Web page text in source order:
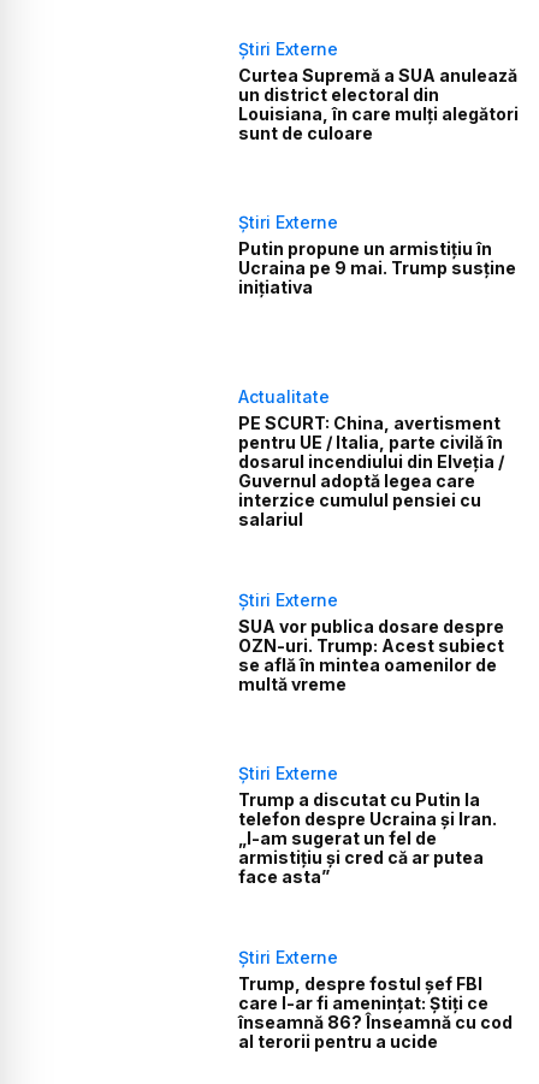
Știri Externe
Curtea Supremă a SUA anulează
un district electoral din
Louisiana, în care mulți alegători
sunt de culoare
Știri Externe
Putin propune un armistițiu în
Ucraina pe 9 mai. Trump susține
inițiativa
Actualitate
PE SCURT: China, avertisment
pentru UE / Italia, parte civilă în
dosarul incendiului din Elveția /
Guvernul adoptă legea care
interzice cumulul pensiei cu
salariul
Știri Externe
SUA vor publica dosare despre
OZN-uri. Trump: Acest subiect
se află în mintea oamenilor de
multă vreme
Știri Externe
Trump a discutat cu Putin la
telefon despre Ucraina și Iran.
„I-am sugerat un fel de
armistițiu și cred că ar putea
face asta”
Știri Externe
Trump, despre fostul șef FBI
care l-ar fi amenințat: Știți ce
înseamnă 86? Înseamnă cu cod
al terorii pentru a ucide